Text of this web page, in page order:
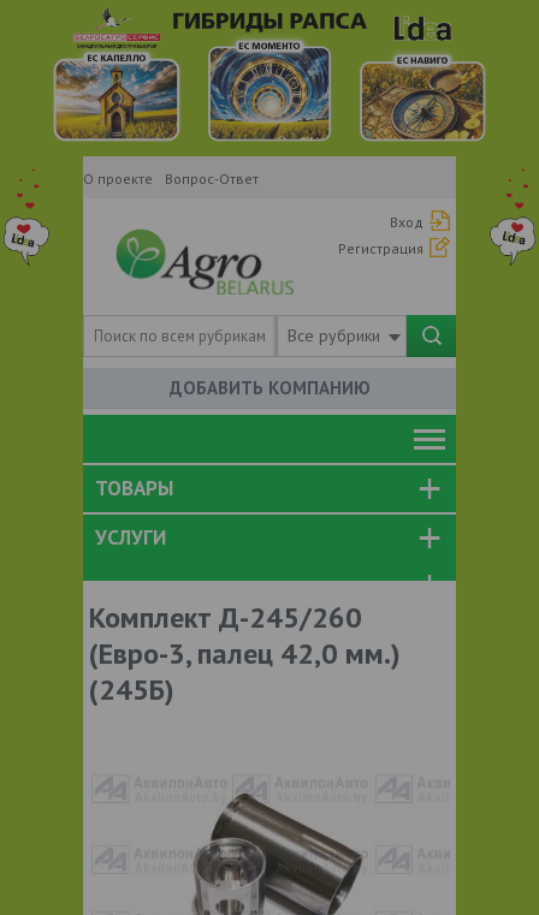
О проекте Вопрос-Ответ
Вход
Регистрация
Все рубрики
ДОБАВИТЬ КОМПАНИЮ
ТОВАРЫ
УСЛУГИ
Комплект Д-245/260
(Евро-3, палец 42,0 мм.)
(245Б)